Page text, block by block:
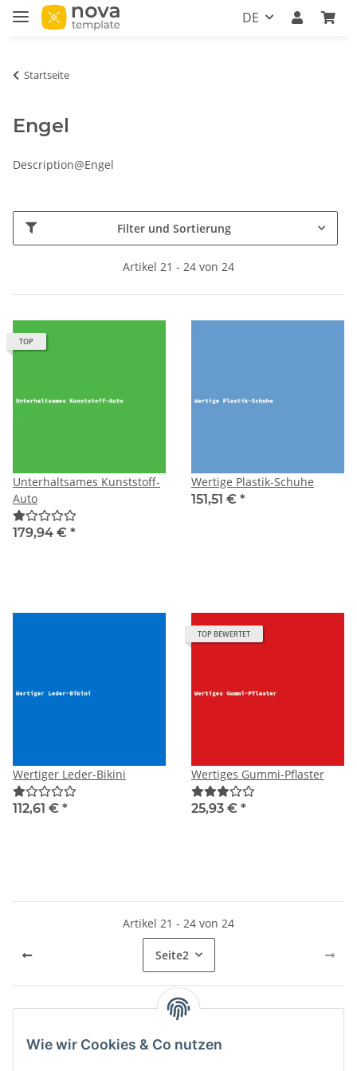
DE
Startseite
Engel
Description@Engel
Filter und Sortierung
Artikel 21 - 24 von 24
TOP
Unterhaltsames Kunststoff-
Auto
179,94 € *
Wertige Plastik-Schuhe
151,51 € *
Wertiger Leder-Bikini
112,61 € *
TOP BEWERTET
Wertiges Gummi-Pflaster
25,93 € *
Artikel 21 - 24 von 24
Seite2
Kategorien
Wie wir Cookies & Co nutzen